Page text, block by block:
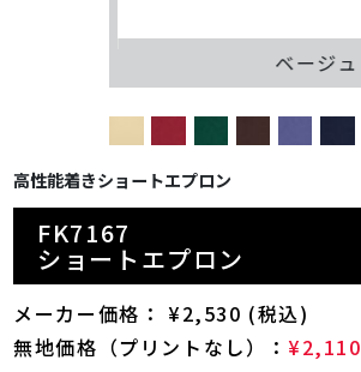
ベージュ
高性能着きショートエプロン
FK7167
ショートエプロン
メーカー価格： ¥2,530 (税込)
無地価格（プリントなし）： ¥2,110